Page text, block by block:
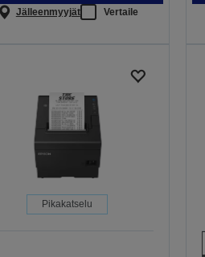
Jälleenmyyjät Vertaile
Pikakatselu